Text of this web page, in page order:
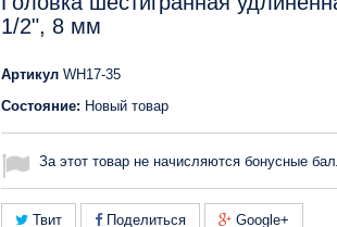
1/2", 8 мм
Артикул WH17-35
Состояние: Новый товар
За этот товар не начисляются бонусные
Твит Поделиться Google+